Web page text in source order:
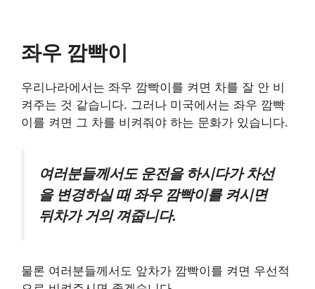
좌우 깜빡이
우리나라에서는 좌우 깜빡이를 켜면 차를 잘 안 비
켜주는 것 같습니다. 그러나 미국에서는 좌우 깜빡
이를 켜면 그 차를 비켜줘야 하는 문화가 있습니다.
여러분들께서도 운전을 하시다가 차선
을 변경하실 때 좌우 깜빡이를 켜시면
뒤차가 거의 껴줍니다.
물론 여러분들께서도 앞차가 깜빡이를 켜면 우선적